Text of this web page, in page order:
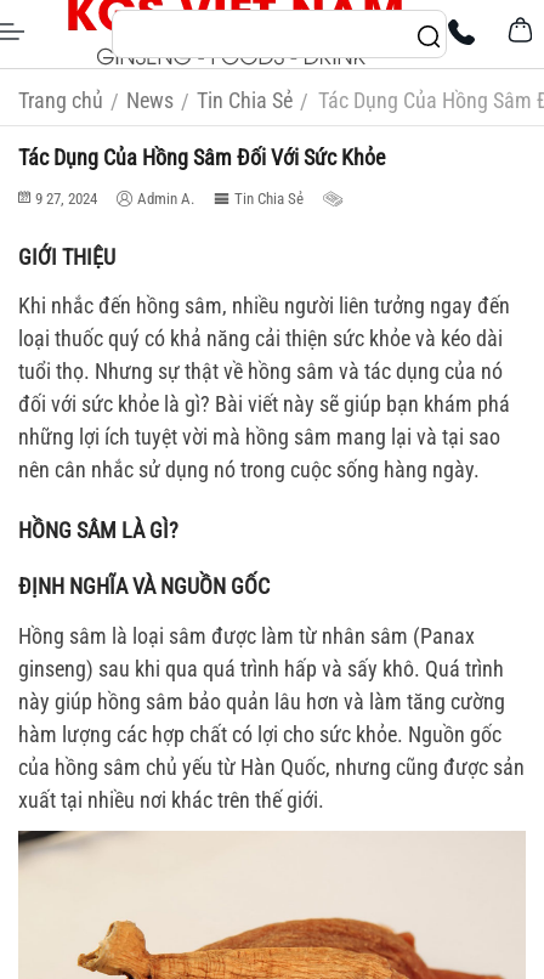
Trang chủ / News / Tin Chia Sẻ / Tác Dụng Của Hồng Sâm
Tác Dụng Của Hồng Sâm Đối Với Sức Khỏe
9 27, 2024 Admin A. Tin Chia Sẻ
GIỚI THIỆU
Khi nhắc đến hồng sâm, nhiều người liên tưởng ngay đến
loại thuốc quý có khả năng cải thiện sức khỏe và kéo dài
tuổi thọ. Nhưng sự thật về hồng sâm và tác dụng của nó
đối với sức khỏe là gì? Bài viết này sẽ giúp bạn khám phá
những lợi ích tuyệt vời mà hồng sâm mang lại và tại sao
nên cân nhắc sử dụng nó trong cuộc sống hàng ngày.
HỒNG SÂM LÀ GÌ?
ĐỊNH NGHĨA VÀ NGUỒN GỐC
Hồng sâm là loại sâm được làm từ nhân sâm (Panax
ginseng) sau khi qua quá trình hấp và sấy khô. Quá trình
này giúp hồng sâm bảo quản lâu hơn và làm tăng cường
hàm lượng các hợp chất có lợi cho sức khỏe. Nguồn gốc
của hồng sâm chủ yếu từ Hàn Quốc, nhưng cũng được sản
xuất tại nhiều nơi khác trên thế giới.